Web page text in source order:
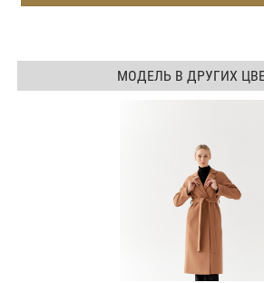
МОДЕЛЬ В ДРУГИХ